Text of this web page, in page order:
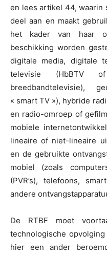
en lees artikel 44, waarin
deel aan en maakt
het kader van haar
beschikking worden
digitale media, digitale
televisie (HbBTV
breedbandtelevisie),
« smart TV »), hybride
en radio-omroep of
mobiele
lineaire of niet-lineaire
en de gebruikte
mobiel (zoals
(PVR’s), telefoons,
andere
De RTBF moet
technologische
hier een ander